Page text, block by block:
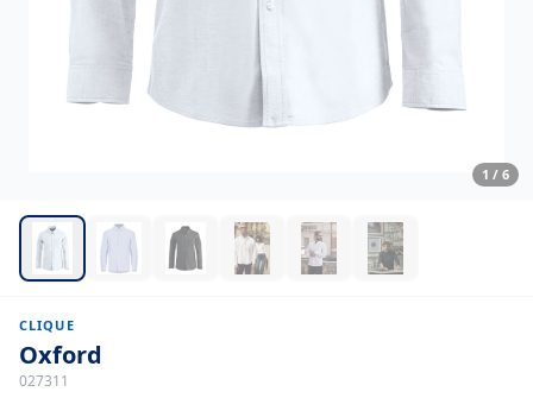
1 / 6
CLIQUE
Oxford
027311